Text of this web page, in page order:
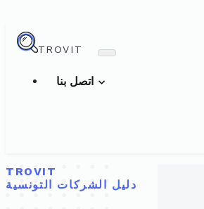
TROVIT
TROVIT
دليل الشركات التونسية